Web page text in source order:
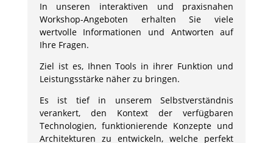
In unseren interaktiven und praxisnahen
Workshop-Angeboten erhalten Sie viele
wertvolle Informationen und Antworten auf
Ihre Fragen.
Ziel ist es, Ihnen Tools in ihrer Funktion und
Leistungsstärke näher zu bringen.
Es ist tief in unserem Selbstverständnis
verankert, den Kontext der verfügbaren
Technologien, funktionierende Konzepte und
Architekturen zu entwickeln, welche perfekt